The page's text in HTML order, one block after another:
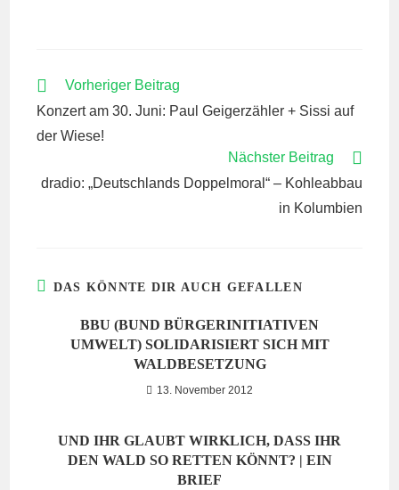
WEITERE
ANSEHEN
Vorheriger Beitrag
Konzert am 30. Juni: Paul Geigerzähler + Sissi auf
der Wiese!
Nächster Beitrag
dradio: „Deutschlands Doppelmoral“ – Kohleabbau
in Kolumbien
DAS KÖNNTE DIR AUCH GEFALLEN
BBU (BUND BÜRGERINITIATIVEN
UMWELT) SOLIDARISIERT SICH MIT
WALDBESETZUNG
13. November 2012
UND IHR GLAUBT WIRKLICH, DASS IHR
DEN WALD SO RETTEN KÖNNT? | EIN
BRIEF